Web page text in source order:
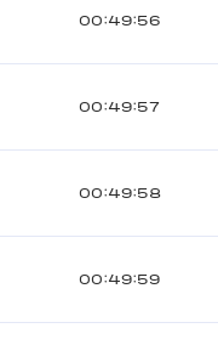
00:49:56
00:49:57
00:49:58
00:49:59